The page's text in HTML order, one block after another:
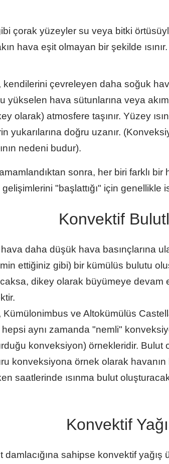
çorak yüzeyler su veya bitki
hava eşit olmayan bir şekilde
kendilerini çevreleyen daha soğuk
yükselen hava sütunlarına veya
olarak) atmosfere taşınır. Yüzey
yukarılarına doğru uzanır.
nedeni budur).
sonra, her biri farklı
"başlattığı" için genellikle
Konvektif
daha düşük hava basınçlarına
ettiğiniz gibi) bir kümülüs bulutu
dikey olarak büyümeye
ve Altokümülüs
aynı zamanda "nemli"
konveksiyon) örnekleridir.
konveksiyona örnek olarak
saatlerinde ısınma bulut
Konvektif
sahipse konvektif yağış